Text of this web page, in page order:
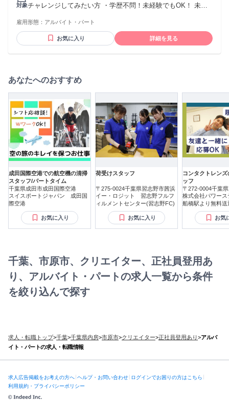
対象チャレンジしてみたい方 ・学歴不問！未経験でもOK！ 未経
カラコン・化粧品などの販売スタッフ経験者優遇！ トレンド
に敏感な方大歓迎♪「おしゃれが好き」「ファッションが好
き」 「コーディネイトを組むのが好き」など、あなたのスキ
いる方や「カラーコーディネート」の資格をお持ちの方にも
ず、様々な業界から転職してきた方が活躍中
雇用形態： アルバイト・パート
お気に入り 詳細を見る
あなたへのおすすめ
成田国際空港での航空機の清掃
スタッフ/パートタイム
千葉県成田市成田国際空港
スイスポートジャパン 成田国
際空港
お気に入り
荷受けスタッフ
〒275-0024千葉県習志野市茜浜
イー・ロジット 習志野フルフ
ィルメントセンター(習志野FC)
お気に入り
コンタクトレン
ッフ
〒272-0004千葉
株式会社パワー
船橋駅より無料送
お気
千葉、市原市、クリエイター、正社員登用あ
り、アルバイト・パートの求人一覧から条件
を絞り込んで探す
求人・転職トップ>千葉>千葉県内房>市原市>クリエイター>正社員登用あり>アルバ
イト・パートの求人・転職情報
求人広告掲載をお考えの方へ ヘルプ・お問い合わせ ログインでお困りの方はこちら
利用規約・プライバシーポリシー